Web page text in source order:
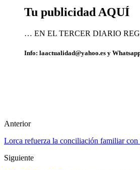
Tu publicidad AQUÍ
… EN EL TERCER DIARIO
Info: laactualidad@yahoo.es y
Anterior
Lorca refuerza la conciliación familiar con
Siguiente